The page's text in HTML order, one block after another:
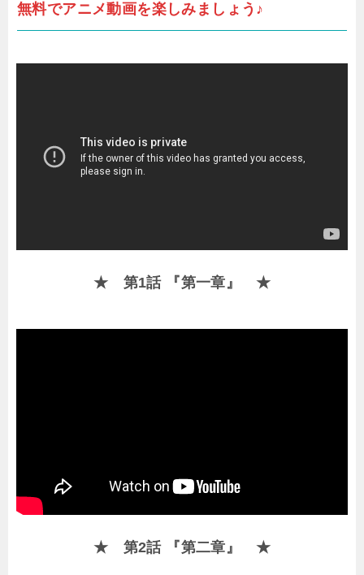
無料でアニメ動画を楽しみましょう♪
★ 第1話 『第一章』 ★
★ 第2話 『第二章』 ★